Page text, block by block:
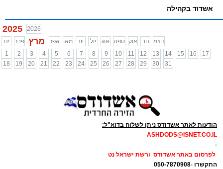
אשדוד בקהילה
2025
2026
ינו
פבר מרץ אפר מאי יונ יול אוג ספט אוק נוב
דצמ
1
2 3 4 5 6 7 8 9 10 11 12 13 14 15 16
17
18
19 20 21 22 23 24 25 26 27 28 29 30 31
הודעות לאתר אשדודס ניתן לשלוח בדוא"ל:
ASHDODS@ISNET.CO.IL
-
לפרסום באתר אשדודס ורשת ישראל נט
התקשרו -
050-7870908